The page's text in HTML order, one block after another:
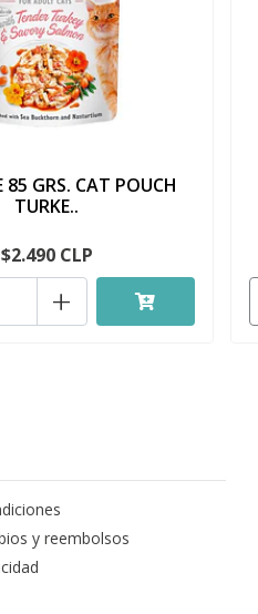
85 GRS. CAT POUCH
TURKE..
$2.490 CLP
+
y reembolsos